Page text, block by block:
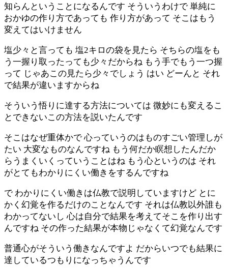
知らんということになるんです そういうわけで 単純に
おかゆの作り方であっても 作り方があって そこはもう
変えてはいけません
塩少々と言っても 塩2キロの袋を見たら そちらの塩をも
う一握り取ったっても少々だからね もう手でもう一つ握
って じゃあこの見たら少々でしょう はい どーんと それ
で結果が違いますからね
そういう悟りに達する方法については 微妙にも変えるこ
とできないこの方法を説いたんです
そこはなぜ重体かで 心っていうのはものすごい管理しが
たい 大変なものなんですね もう何だか瞑想したんだか
らうまくいくっていうことはね もう心というのは それ
がとてもわかりにくい働きをするんですね
で わかりにくい働きは仏教で説明していますけど とに
かく幻覚を作るだけのことなんです それは仏教以外誰も
わかってないし 心は自分で結果を考えてそこを作り出す
んですね その作った結果が本物じゃなくて幻覚なんです
普通心がそういう働きなんですよ だからいつでも結果に
達しているつもりになっちゃうんです